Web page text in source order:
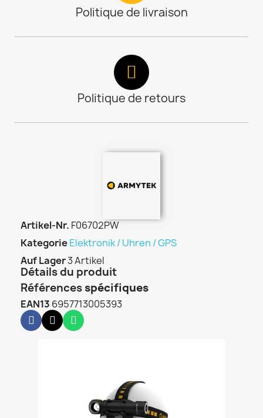
Politique de livraison
Politique de retours
Artikel-Nr. F06702PW
KategorieElektronik / Uhren / GPS
Auf Lager3 Artikel
Détails du produit
Références spécifiques
EAN13 6957713005393